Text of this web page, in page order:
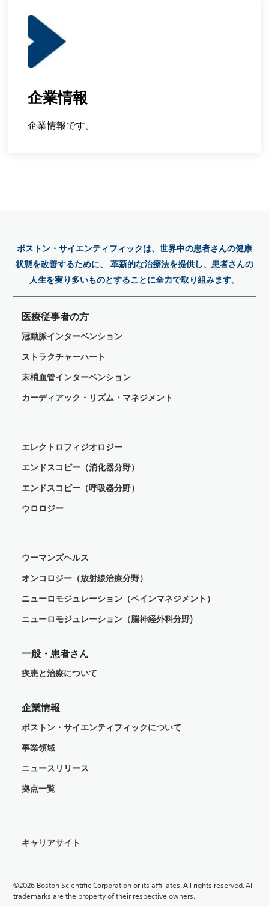
企業情報
企業情報です。
ボストン・サイエンティフィックは、世界中の患者さんの健康
状態を改善するために、 革新的な治療法を提供し、患者さんの
人生を実り多いものとすることに全力で取り組みます。
医療従事者の方
冠動脈インターベンション
ストラクチャーハート
末梢血管インターベンション
カーディアック・リズム・マネジメント
エレクトロフィジオロジー
エンドスコピー（消化器分野）
エンドスコピー（呼吸器分野）
ウロロジー
ウーマンズヘルス
オンコロジー（放射線治療分野）
ニューロモジュレーション（ペインマネジメント）
ニューロモジュレーション（脳神経外科分野)
一般・患者さん
疾患と治療について
企業情報
ボストン・サイエンティフィックについて
事業領域
ニュースリリース
拠点一覧
キャリアサイト
©2026 Boston Scientific Corporation or its affiliates. All rights reserved. All
trademarks are the property of their respective owners.